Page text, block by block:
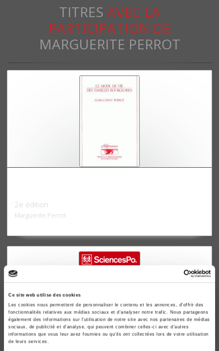
Ce site web utilise des cookies
Les cookies nous permettent de personnaliser le contenu et les annonces, d'offrir des
fonctionnalités relatives aux médias sociaux et d'analyser notre trafic. Nous partageons
également des informations sur l'utilisation de notre site avec nos partenaires de médias
sociaux, de publicité et d'analyse, qui peuvent combiner celles-ci avec d'autres
informations que vous leur avez fournies ou qu'ils ont collectées lors de votre utilisation
de leurs services.
TITRES AVEC LA
PARTICIPATION DE
MARGUERITE PERROT
2e édition
Marguerite Perrot